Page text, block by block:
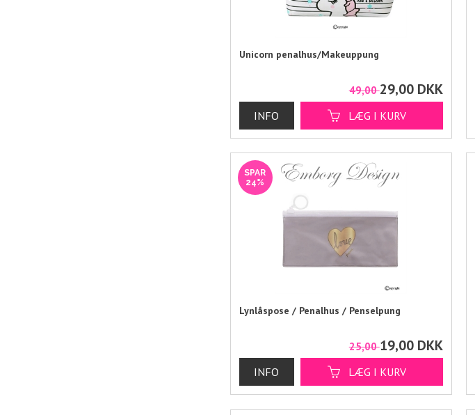
Unicorn penalhus/Makeuppung
49,0029,00 DKK
SPAR
24%
Lynlåspose / Penalhus / Penselpung
25,0019,00 DKK